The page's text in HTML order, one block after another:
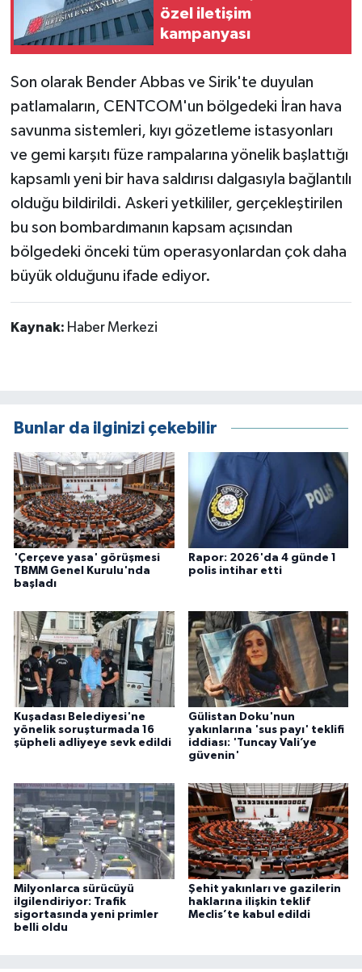
özel iletişim
kampanyası
Son olarak Bender Abbas ve Sirik'te duyulan
patlamaların, CENTCOM'un bölgedeki İran hava
savunma sistemleri, kıyı gözetleme istasyonları
ve gemi karşıtı füze rampalarına yönelik başlattığı
kapsamlı yeni bir hava saldırısı dalgasıyla bağlantılı
olduğu bildirildi. Askeri yetkililer, gerçekleştirilen
bu son bombardımanın kapsam açısından
bölgedeki önceki tüm operasyonlardan çok daha
büyük olduğunu ifade ediyor.
Kaynak: Haber Merkezi
Bunlar da ilginizi çekebilir
'Çerçeve yasa' görüşmesi
TBMM Genel Kurulu'nda
başladı
Rapor: 2026'da 4 günde 1
polis intihar etti
Kuşadası Belediyesi'ne
yönelik soruşturmada 16
şüpheli adliyeye sevk edildi
Gülistan Doku'nun
yakınlarına 'sus payı' teklifi
iddiası: 'Tuncay Vali’ye
güvenin'
Milyonlarca sürücüyü
ilgilendiriyor: Trafik
sigortasında yeni primler
belli oldu
Şehit yakınları ve gazilerin
haklarına ilişkin teklif
Meclis’te kabul edildi